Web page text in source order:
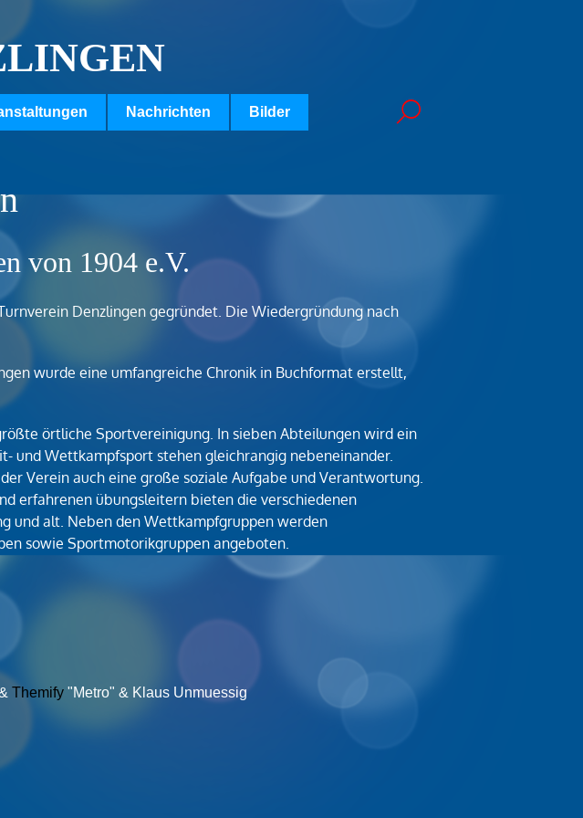
Nachrichten Bilder
von 1904 e.V.
Denzlingen gegründet. Die Wiedergründung nach
wurde eine umfangreiche Chronik in Buchformat erstellt,
örtliche Sportvereinigung. In sieben Abteilungen wird ein
und Wettkampfsport stehen gleichrangig nebeneinander.
Verein auch eine große soziale Aufgabe und Verantwortung.
erfahrenen übungsleitern bieten die verschiedenen
und alt. Neben den Wettkampfgruppen werden
sowie Sportmotorikgruppen angeboten.
Themify "Metro" & Klaus Unmuessig